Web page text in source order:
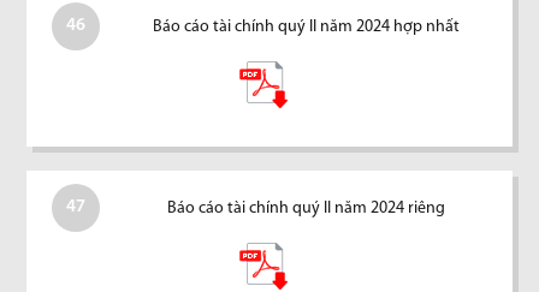
46 Báo cáo tài chính quý II năm 2024 hợp nhất
47 Báo cáo tài chính quý II năm 2024 riêng